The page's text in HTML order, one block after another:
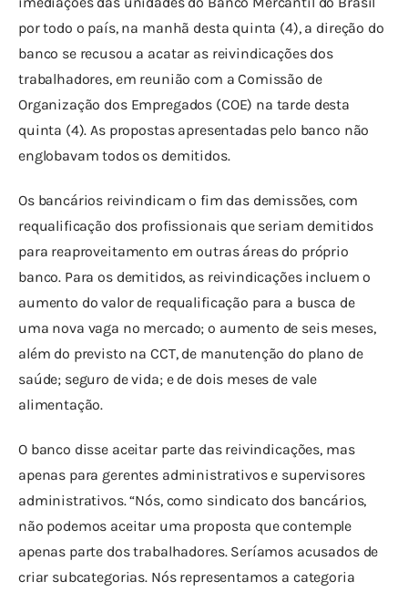
por todo o país, na manhã desta quinta (4), a direção do
banco se recusou a acatar as reivindicações dos
trabalhadores, em reunião com a Comissão de
Organização dos Empregados (COE) na tarde desta
quinta (4). As propostas apresentadas pelo banco não
englobavam todos os demitidos.
Os bancários reivindicam o fim das demissões, com
requalificação dos profissionais que seriam demitidos
para reaproveitamento em outras áreas do próprio
banco. Para os demitidos, as reivindicações incluem o
aumento do valor de requalificação para a busca de
uma nova vaga no mercado; o aumento de seis meses,
além do previsto na CCT, de manutenção do plano de
saúde; seguro de vida; e de dois meses de vale
alimentação.
O banco disse aceitar parte das reivindicações, mas
apenas para gerentes administrativos e supervisores
administrativos. “Nós, como sindicato dos bancários,
não podemos aceitar uma proposta que contemple
apenas parte dos trabalhadores. Seríamos acusados de
criar subcategorias. Nós representamos a categoria